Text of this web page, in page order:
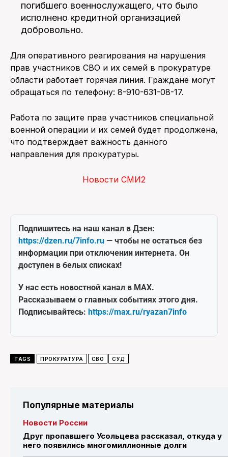
погибшего военнослужащего, что было
исполнено кредитной организацией
добровольно.
Для оперативного реагирования на нарушения
прав участников СВО и их семей в прокуратуре
области работает горячая линия. Граждане могут
обращаться по телефону: 8-910-631-08-17.
Работа по защите прав участников специальной
военной операции и их семей будет продолжена,
что подтверждает важность данного
направления для прокуратуры.
Новости СМИ2
Подпишитесь на наш канал в Дзен:
https://dzen.ru/7info.ru — чтобы не остаться без
информации при отключении интернета. Он
доступен в белых списках!
У нас есть новостной канал в MAX.
Рассказываем о главных событиях этого дня.
Подписывайтесь: https://max.ru/ryazan7info
TAGS ПРОКУРАТУРА СВО СУД
Популярные материалы
Новости России
Друг пропавшего Усольцева рассказал, откуда у
него появились многомиллионные долги